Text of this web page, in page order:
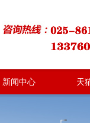
新闻中心 天